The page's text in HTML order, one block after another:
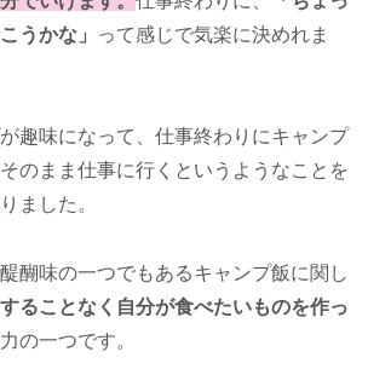
うかな」
って感じで気楽に決めれま
趣味になって、仕事終わりにキャンプ
のまま仕事に行くというようなことを
ました。
醐味の一つでもあるキャンプ飯に関し
ることなく自分が食べたいものを作っ
の一つです。